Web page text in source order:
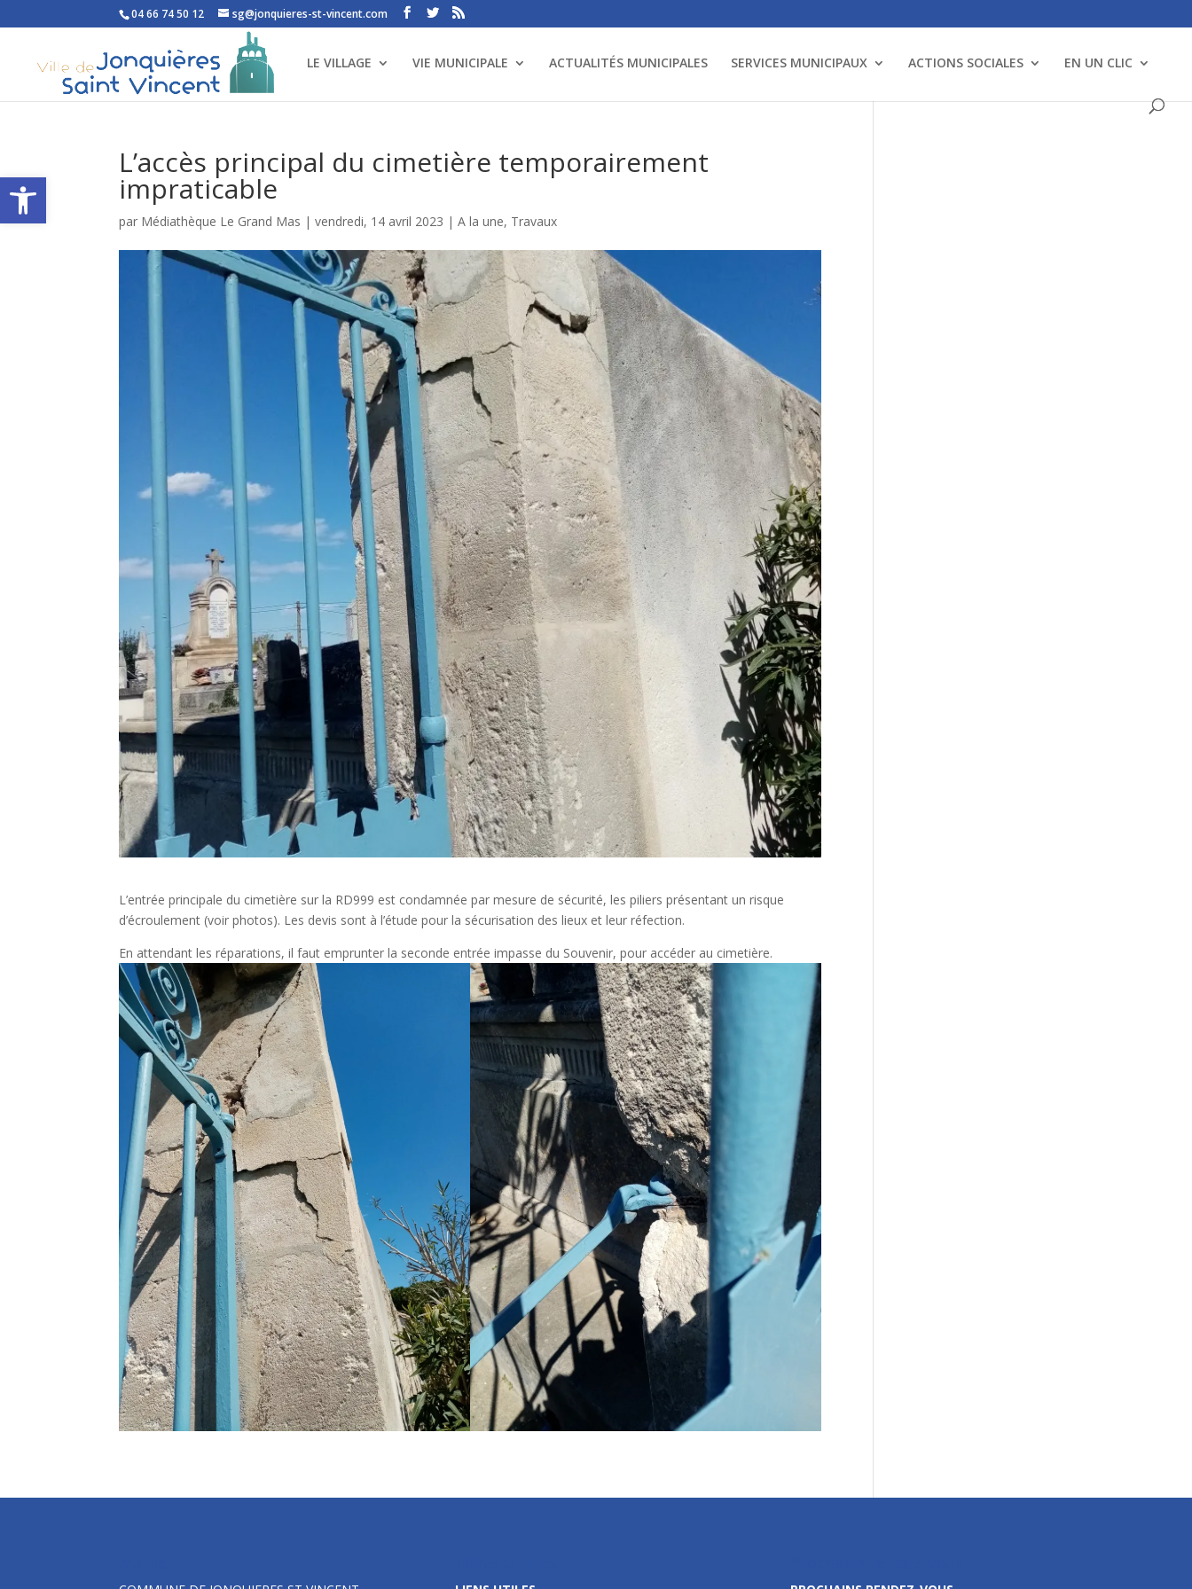
Ouvrir la barre d’outils
04 66 74 50 12 sg@jonquieres-st-vincent.com
LE VILLAGE VIE MUNICIPALE ACTUALITÉS MUNICIPALES SERVICES MUNICIPAUX ACTIONS SOCIALES EN UN CLIC
L’accès principal du cimetière temporairement
impraticable
par Médiathèque Le Grand Mas |vendredi, 14 avril 2023 |A la une, Travaux
L’entrée principale du cimetière sur la RD999 est condamnée par mesure de sécurité, les piliers présentant un risque
d’écroulement (voir photos). Les devis sont à l’étude pour la sécurisation des lieux et leur réfection.
En attendant les réparations, il faut emprunter la seconde entrée impasse du Souvenir, pour accéder au cimetière.